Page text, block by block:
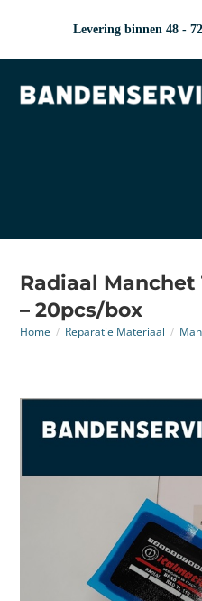
Levering binnen 48 -
Radiaal Manchet
– 20pcs/box
Home / Reparatie Materiaal /